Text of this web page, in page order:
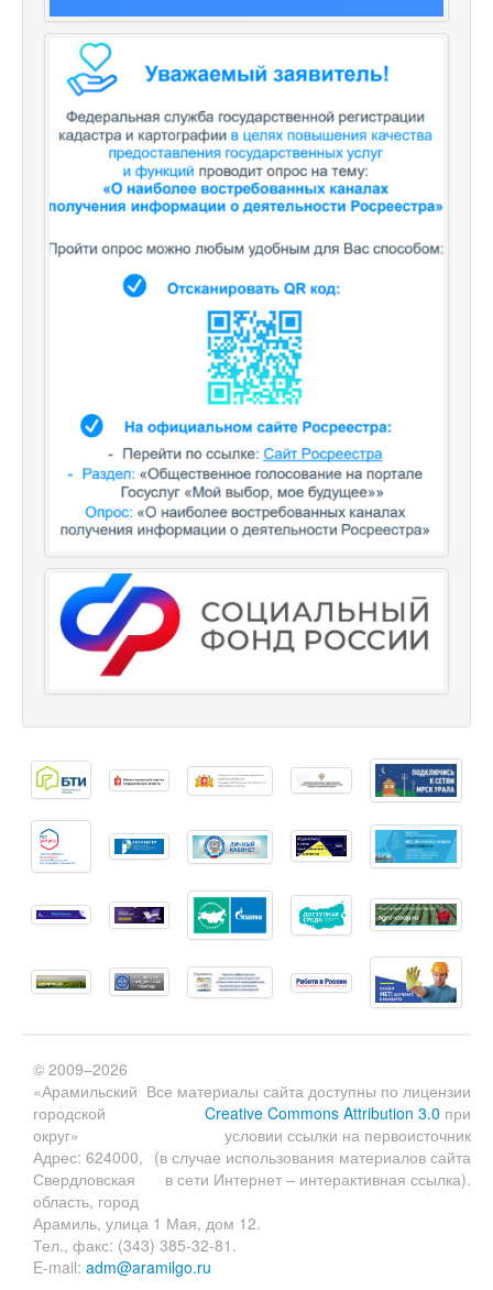
Все материалы сайта доступны по лицензии
Creative Commons Attribution 3.0 при
условии ссылки на первоисточник
(в случае использования материалов сайта
в сети Интернет – интерактивная ссылка).
© 2009–2026
«Арамильский
городской
округ»
Адрес: 624000,
Свердловская
область, город
Арамиль, улица 1 Мая, дом 12.
Тел., факс: (343) 385-32-81.
E-mail: adm@aramilgo.ru